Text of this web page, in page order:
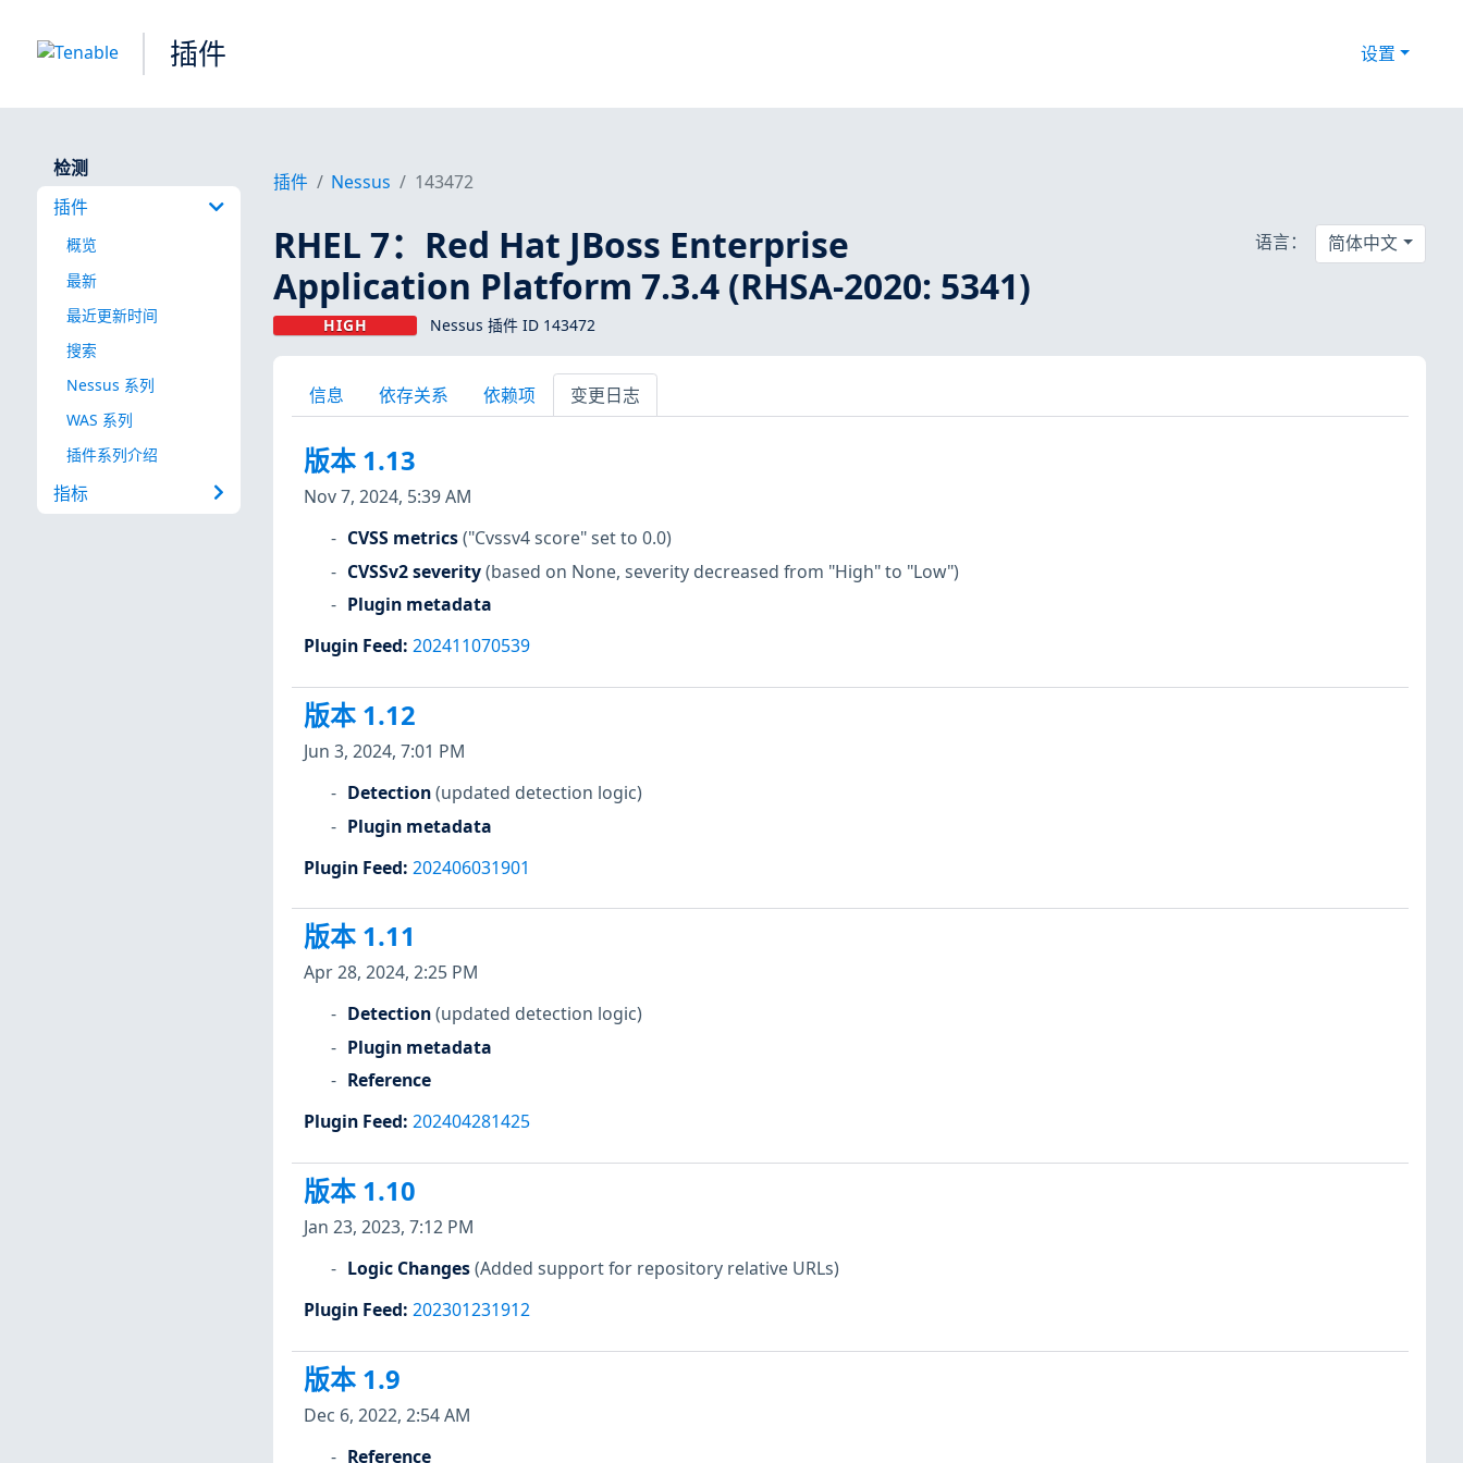
插件 设置
检测
插件
概览
最新
最近更新时间
搜索
Nessus 系列
WAS 系列
插件系列介绍
指标
插件 Nessus 143472
RHEL 7：Red Hat JBoss Enterprise
Application Platform 7.3.4 (RHSA-2020: 5341)
HIGH Nessus 插件 ID 143472
语言： 简体中文
信息 依存关系 依赖项 变更日志
版本 1.13
Nov 7, 2024, 5:39 AM
CVSS metrics("Cvssv4 score" set to 0.0)
CVSSv2 severity(based on None, severity decreased from "High" to "Low")
Plugin metadata
Plugin Feed: 202411070539
版本 1.12
Jun 3, 2024, 7:01 PM
Detection(updated detection logic)
Plugin metadata
Plugin Feed: 202406031901
版本 1.11
Apr 28, 2024, 2:25 PM
Detection(updated detection logic)
Plugin metadata
Reference
Plugin Feed: 202404281425
版本 1.10
Jan 23, 2023, 7:12 PM
Logic Changes(Added support for repository relative URLs)
Plugin Feed: 202301231912
版本 1.9
Dec 6, 2022, 2:54 AM
Reference